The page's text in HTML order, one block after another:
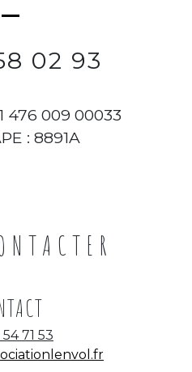
02 93
476 009 00033
: 8891A
71 53